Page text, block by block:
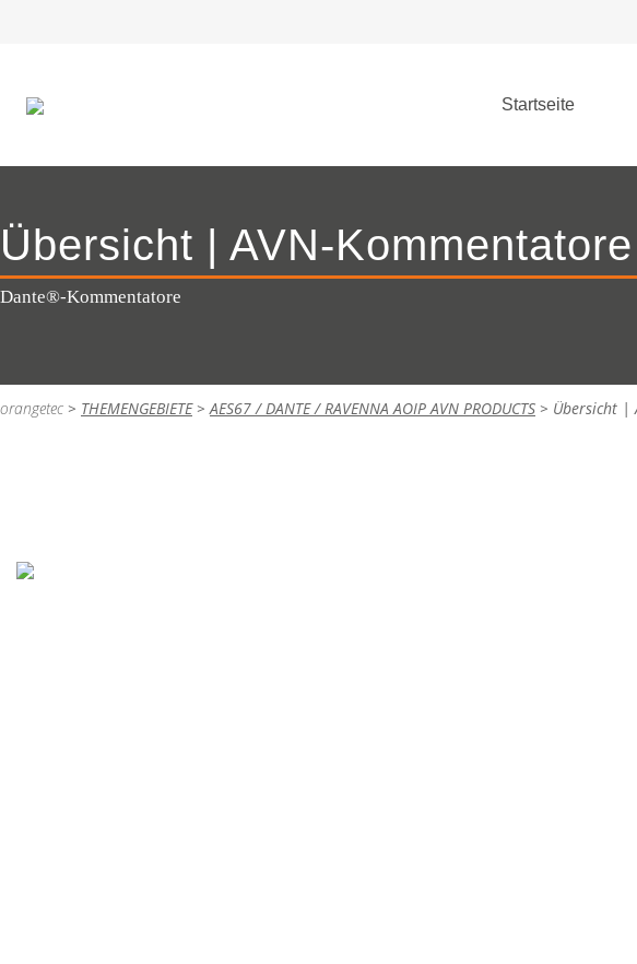
Startseite
Übersicht | AVN-Kommentatore
Dante®-Kommentatore
orangetec > THEMENGEBIETE>AES67 / DANTE / RAVENNA AOIP AVN PRODUCTS > Übersicht |